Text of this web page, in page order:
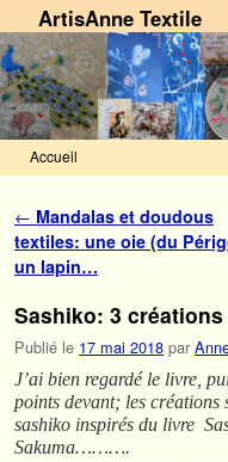
ArtisAnne Textile
Accueil
Navigation des articles
← Mandalas et doudous
textiles: une oie (du
un lapin…
Sashiko: 3
Publié le 17 mai 2018 par
J’ai bien regardé le livre,
points devant; les créations
sashiko inspirés du livre
Sakuma……….